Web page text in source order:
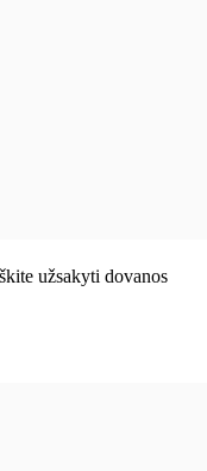
užsakyti dovanos